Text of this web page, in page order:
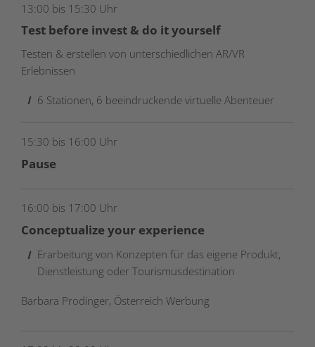
13:00 bis 15:30 Uhr
Test before invest & do it yourself
Testen & erstellen von unterschiedlichen AR/VR
Erlebnissen
6 Stationen, 6 beeindruckende virtuelle Abenteuer
15:30 bis 16:00 Uhr
Pause
16:00 bis 17:00 Uhr
Conceptualize your experience
Erarbeitung von Konzepten für das eigene Produkt,
Dienstleistung oder Tourismusdestination
Barbara Prodinger, Österreich Werbung